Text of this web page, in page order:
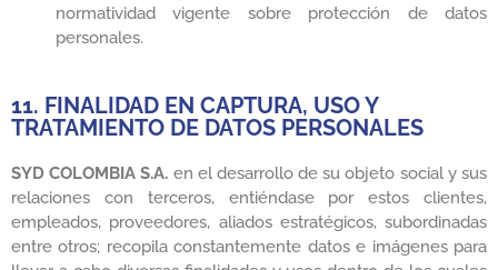
normatividad vigente sobre protección de datos
personales.
11. FINALIDAD EN CAPTURA, USO Y
TRATAMIENTO DE DATOS PERSONALES
SYD COLOMBIA S.A. en el desarrollo de su objeto social y sus
relaciones con terceros, entiéndase por estos clientes,
empleados, proveedores, aliados estratégicos, subordinadas
entre otros; recopila constantemente datos e imágenes para